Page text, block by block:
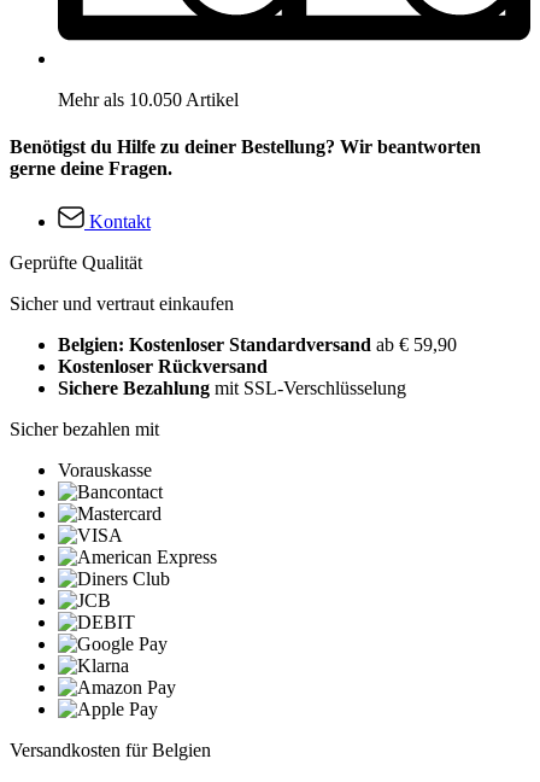
Mehr als 10.050 Artikel
Benötigst du Hilfe zu deiner Bestellung? Wir beantworten
gerne deine Fragen.
Kontakt
Geprüfte Qualität
Sicher und vertraut einkaufen
Belgien: Kostenloser Standardversand ab € 59,90
Kostenloser Rückversand
Sichere Bezahlung mit SSL-Verschlüsselung
Sicher bezahlen mit
Vorauskasse
Versandkosten für Belgien